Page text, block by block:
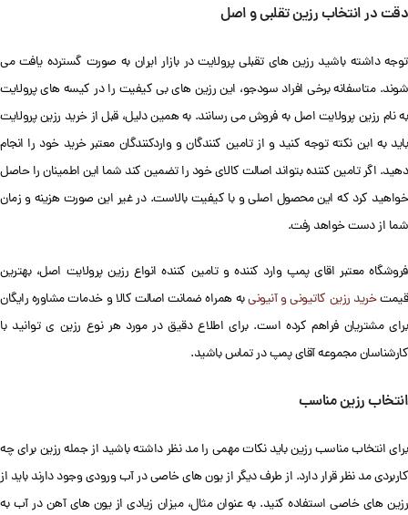
دقت در انتخاب رزین تقلبی و اصل
توجه داشته باشید رزین های تقبلی پرولایت در بازار ایران به صورت گسترده یافت می
شوند. متاسفانه برخی افراد سودجو، این رزین های بی کیفیت را در کیسه های پرولایت
به نام رزین پرولایت اصل به فروش می رسانند. به همین دلیل، قبل از خرید رزین پرولایت
باید به این نکته توجه کنید و از تامین کنندگان و واردکنندگان معتبر خرید خود را انجام
دهید. اگر تامین کننده بتواند اصالت کالای خود را تضمین کند شما این اطمینان را حاصل
خواهید کرد که این محصول اصلی و با کیفیت بالاست. در غیر این صورت هزینه و زمان
شما از دست خواهد رفت.
فروشگاه معتبر اقای پمپ وارد کننده و تامین کننده انواع رزین پرولایت اصل، بهترین
قیمتخرید رزین کاتیونی و آنیونیبه همراه ضمانت اصالت کالا و خدمات مشاوره رایگان
برای مشتریان فراهم کرده است. برای اطلاع دقیق در مورد هر نوع رزین ی توانید با
کارشناسان مجموعه آقای پمپ در تماس باشید.
انتخاب رزین مناسب
برای انتخاب مناسب رزین باید نکات مهمی را مد نظر داشته باشید از جمله رزین برای چه
کاربردی مد نظر قرار دارد. از طرف دیگر از یون های خاصی در آب ورودی وجود دارند باید از
رزین های خاصی استفاده کنید. به عنوان مثال، میزان زیادی از یون های آهن در آب به